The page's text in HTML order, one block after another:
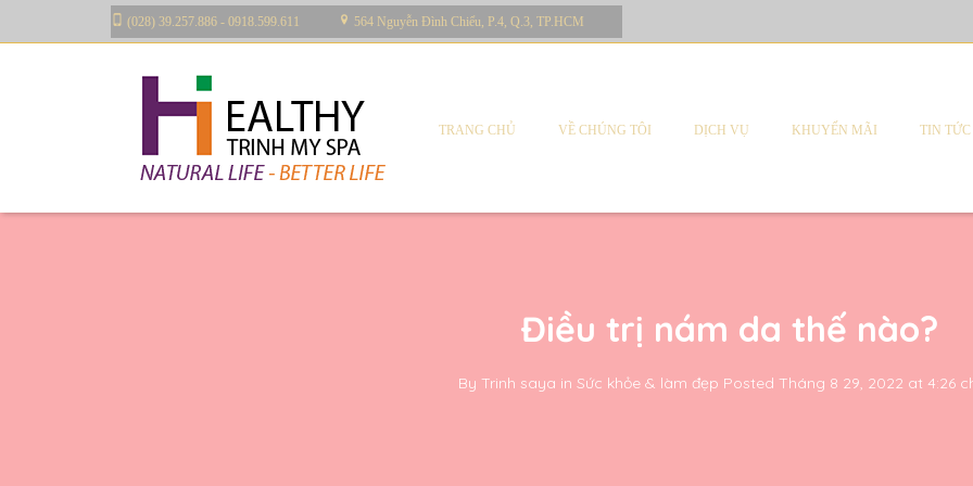
(028) 39.257.886 - 0918.599.611 564 Nguyễn Đình Chiểu, P.4, Q.3, TP.HCM
TRANG CHỦ VỀ CHÚNG TÔI DỊCH VỤ KHUYẾN MÃI TIN TỨC
Điều trị nám da thế nào?
By Trinh saya in Sức khỏe & làm đẹp Posted Tháng 8 29, 2022 at 4:26